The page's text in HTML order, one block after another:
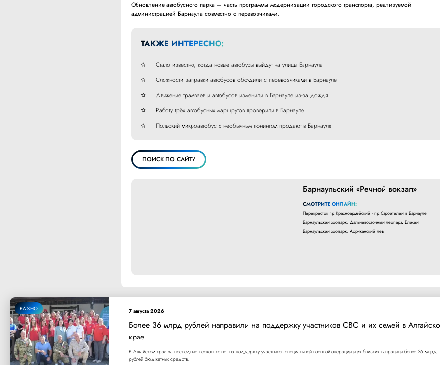
Обновление автобусного парка — часть программы модернизации городского транспорта, реализуемой
администрацией Барнаула совместно с перевозчиками.
ТАКЖЕ ИНТЕРЕСНО:
Стало известно, когда новые автобусы выйдут на улицы Барнаула
Сложности заправки автобусов обсудили с перевозчиками в Барнауле
Движение трамваев и автобусов изменили в Барнауле из-за дождя
Работу трёх автобусных маршрутов проверили в Барнауле
Польский микроавтобус с необычным тюнингом продают в Барнауле
ПОИСК ПО САЙТУ
Барнаульский «Речной вокзал»
СМОТРИТЕ ОНЛАЙН:
Перекресток пр.Красноармейский - пр.Строителей в Барнауле
Барнаульский зоопарк. Дальневосточный леопард Елисей
Барнаульский зоопарк. Африканский лев
ВАЖНО 7 августа 2026
Более 36 млрд рублей направили на поддержку участников СВО и их семей в
крае
В Алтайском крае за последние несколько лет на поддержку участников специальной военной операции и их близких направили более 36 млрд
рублей бюджетных средств.